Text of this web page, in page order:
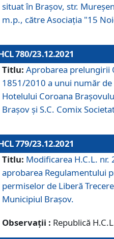
situat în Braşov, str.
m.p., către Asociaţia "15
780/23.12.2021
Titlu: Aprobarea prelungirii
1851/2010 a unui număr
Hotelului Coroana
Braşov şi S.C. Comix
779/23.12.2021
Titlu: Modificarea H.C.L.
aprobarea Regulamentului
permiselor de Liberă
Municipiul Braşov.
Observații : Republică